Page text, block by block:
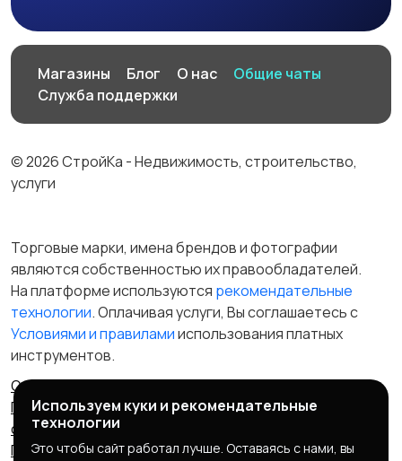
Магазины Блог О нас
Общие чаты
Служба поддержки
© 2026 СтройКа - Недвижимость, строительство,
услуги
Торговые марки, имена брендов и фотографии
являются собственностью их правообладателей.
На платформе используются рекомендательные
технологии. Оплачивая услуги, Вы соглашаетесь c
Условиями и правиламииспользования платных
инструментов.
Отказ от ответственности
Правила сервиса
Политика конфиденциальности
Пользовательское
соглашение
Запрещенные товары/услуги
Правообладателям
Партнерская программа
Используем куки и рекомендательные
технологии
Это чтобы сайт работал лучше. Оставаясь с нами, вы